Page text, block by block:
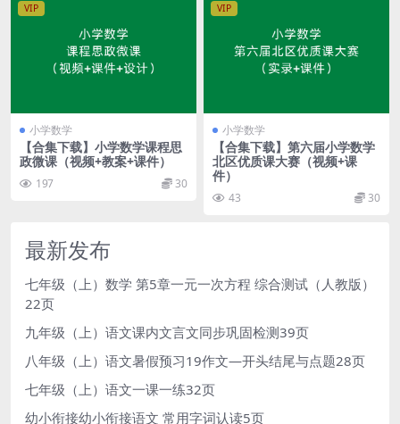
VIP
小学数学
【合集下载】小学数学课程思
政微课（视频+教案+课件）
197 30
VIP
小学数学
【合集下载】第六届小学数学
北区优质课大赛（视频+课
件）
43 30
最新发布
七年级（上）数学 第5章一元一次方程 综合测试（人教版）
22页
九年级（上）语文课内文言文同步巩固检测39页
八年级（上）语文暑假预习19作文—开头结尾与点题28页
七年级（上）语文一课一练32页
幼小衔接幼小衔接语文 常用字词认读5页